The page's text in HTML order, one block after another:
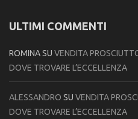
ULTIMI COMMENTI
ROMINASU VENDITA
DOVE TROVARE L’ECCELLENZA
ALESSANDRO SU VENDITA
DOVE TROVARE L’ECCELLENZA